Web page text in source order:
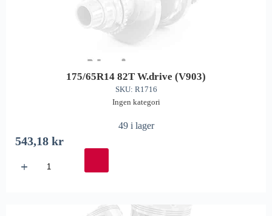
175/65R14 82T W.drive (V903)
SKU: R1716
Ingen kategori
49 i lager
543,18 kr